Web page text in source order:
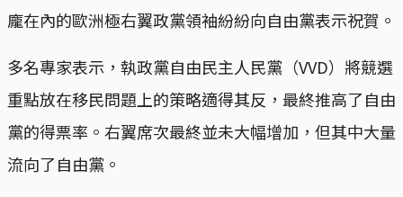
龐在內的歐洲極右翼政黨領袖紛紛向自由黨表示祝賀。
多名專家表示，執政黨自由民主人民黨（VVD）將競選
重點放在移民問題上的策略適得其反，最終推高了自由
黨的得票率。右翼席次最終並未大幅增加，但其中大量
流向了自由黨。